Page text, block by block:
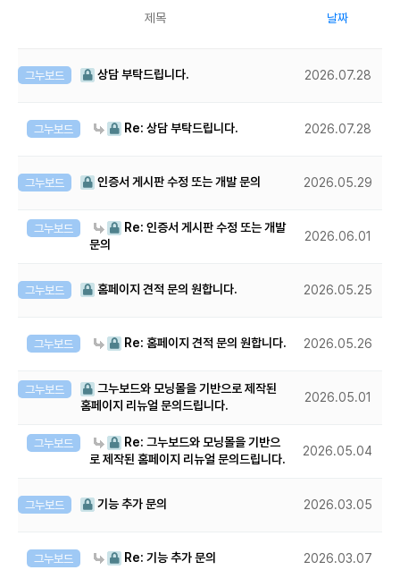
제목 날짜
그누보드 상담 부탁드립니다. 2026.07.28
그누보드 Re: 상담 부탁드립니다. 2026.07.28
그누보드 인증서 게시판 수정 또는 개발 문의 2026.05.29
그누보드
Re: 인증서 게시판 수정 또는 개발
문의
2026.06.01
그누보드 홈페이지 견적 문의 원합니다. 2026.05.25
그누보드 Re: 홈페이지 견적 문의 원합니다. 2026.05.26
그누보드
그누보드와 모닝몰을 기반으로 제작된
홈페이지 리뉴얼 문의드립니다.
2026.05.01
그누보드
Re: 그누보드와 모닝몰을 기반으
로 제작된 홈페이지 리뉴얼 문의드립니다.
2026.05.04
그누보드 기능 추가 문의 2026.03.05
그누보드 Re: 기능 추가 문의 2026.03.07